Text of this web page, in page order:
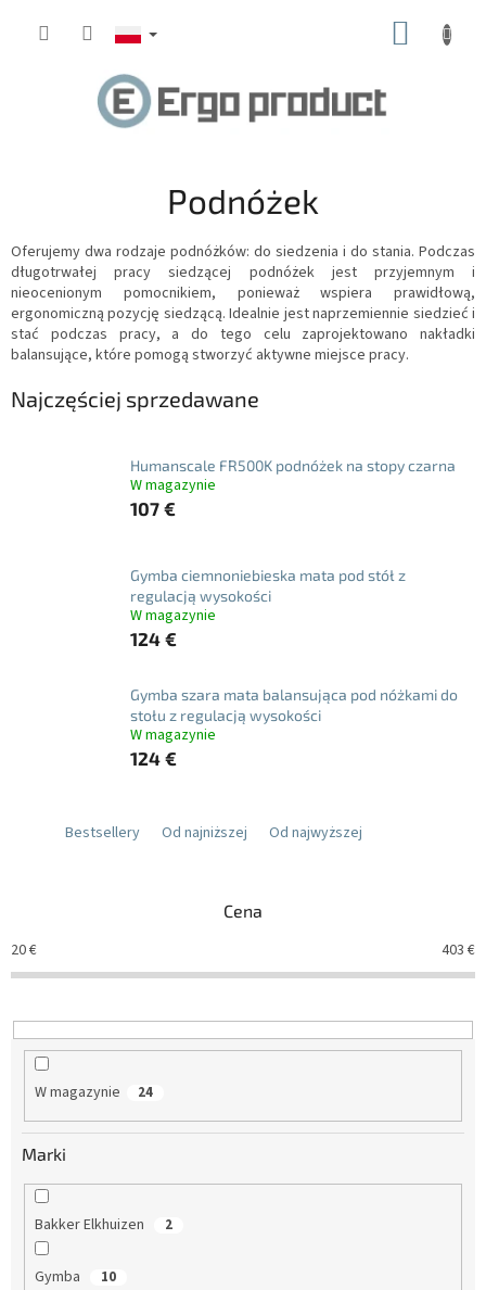
Podnóżek
Oferujemy dwa rodzaje podnóżków: do siedzenia i do stania. Podczas
długotrwałej pracy siedzącej podnóżek jest przyjemnym i
nieocenionym pomocnikiem, ponieważ wspiera prawidłową,
ergonomiczną pozycję siedzącą. Idealnie jest naprzemiennie siedzieć i
stać podczas pracy, a do tego celu zaprojektowano nakładki
balansujące, które pomogą stworzyć aktywne miejsce pracy.
Najczęściej sprzedawane
Humanscale FR500K podnóżek na stopy czarna
W magazynie
107 €
Gymba ciemnoniebieska mata pod stół z
regulacją wysokości
W magazynie
124 €
Gymba szara mata balansująca pod nóżkami do
stołu z regulacją wysokości
W magazynie
124 €
Bestsellery Od najniższej Od najwyższej
Cena
20€ 403 €
W magazynie 24
Marki
Bakker Elkhuizen 2
Gymba 10